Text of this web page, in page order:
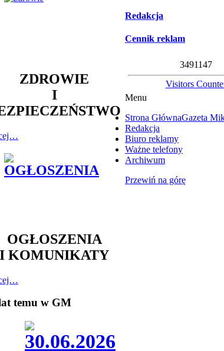
ZDROWIE
I
OGŁOSZENIA
I KOMUNIKATY
temu w GM
Redakcja
Cennik reklam
3491147
Visitors
Menu
Strona GłównaGazeta
Redakcja
Biuro reklamy
Ważne telefony
Archiwum
Przewiń na górę